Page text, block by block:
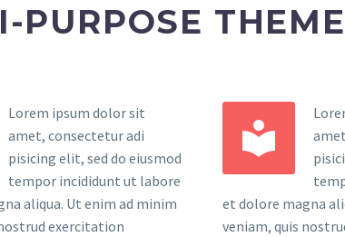
PURPOSE
Lorem ipsum dolor sit
amet, consectetur adi
pisicing elit, sed do eiusmod
tempor incididunt ut labore
aliqua. Ut enim ad minim
exercitation


et dolore magna
veniam, quis